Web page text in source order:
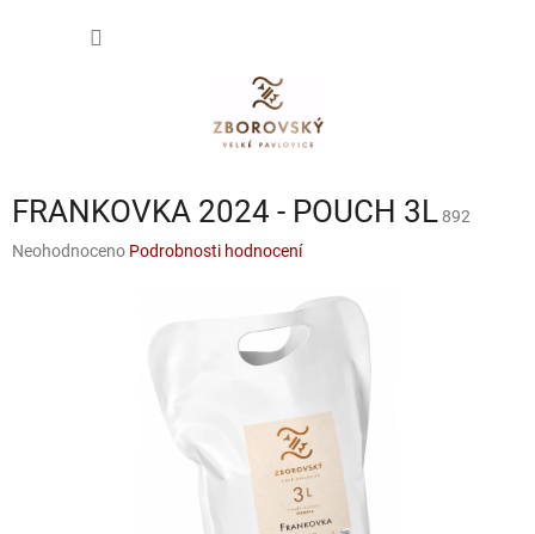
FRANKOVKA 2024 - POUCH 3L 892
Průměrné
Neohodnoceno Podrobnosti hodnocení